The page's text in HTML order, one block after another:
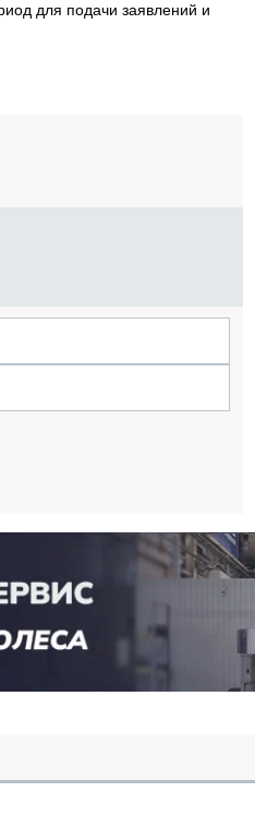
для подачи заявлений и